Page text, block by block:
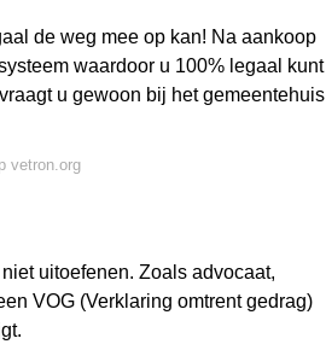
de weg mee op kan! Na aankoop
waardoor u 100% legaal kunt
u gewoon bij het gemeentehuis
vetron.org
uitoefenen. Zoals advocaat,
VOG (Verklaring omtrent gedrag)